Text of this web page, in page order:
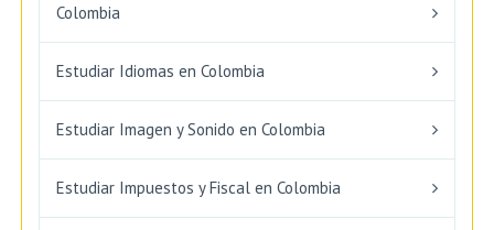
Colombia
Estudiar Idiomas en Colombia
Estudiar Imagen y Sonido en Colombia
Estudiar Impuestos y Fiscal en Colombia